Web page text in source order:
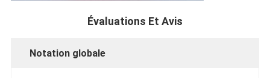
Évaluations Et Avis
Notation globale